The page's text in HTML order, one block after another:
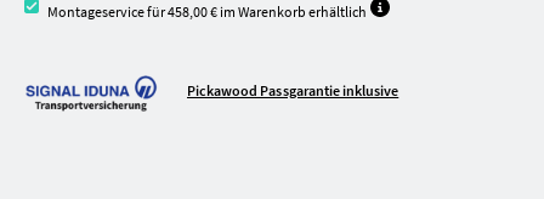
Montageservice für 458,00 € im Warenkorb erhältlich
Pickawood Passgarantie inklusive